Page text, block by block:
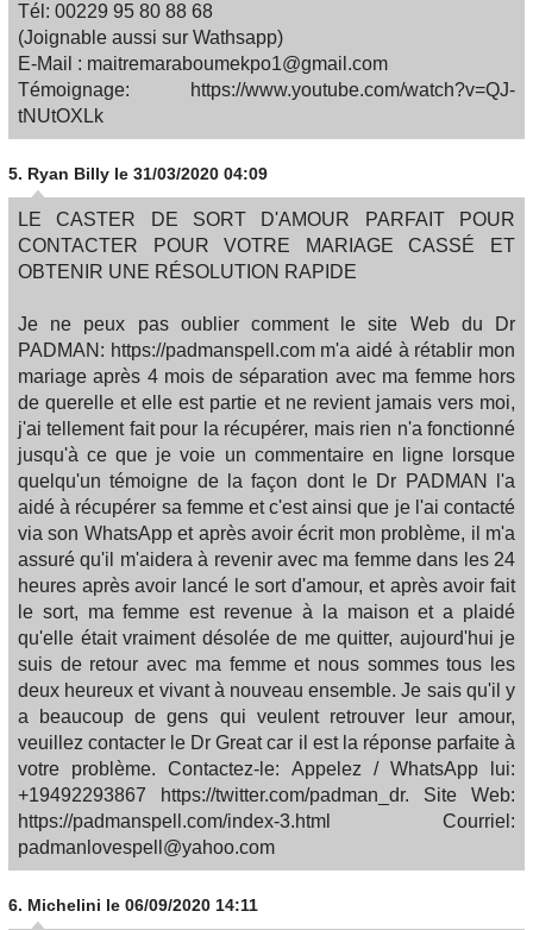
Tél: 00229 95 80 88 68
(Joignable aussi sur Wathsapp)
E-Mail : maitremaraboumekpo1@gmail.com
Témoignage: https://www.youtube.com/watch?v=QJ-
tNUtOXLk
5. Ryan Billy le 31/03/2020 04:09
LE CASTER DE SORT D'AMOUR PARFAIT POUR
CONTACTER POUR VOTRE MARIAGE CASSÉ ET
OBTENIR UNE RÉSOLUTION RAPIDE
Je ne peux pas oublier comment le site Web du Dr
PADMAN: https://padmanspell.com m'a aidé à rétablir mon
mariage après 4 mois de séparation avec ma femme hors
de querelle et elle est partie et ne revient jamais vers moi,
j'ai tellement fait pour la récupérer, mais rien n'a fonctionné
jusqu'à ce que je voie un commentaire en ligne lorsque
quelqu'un témoigne de la façon dont le Dr PADMAN l'a
aidé à récupérer sa femme et c'est ainsi que je l'ai contacté
via son WhatsApp et après avoir écrit mon problème, il m'a
assuré qu'il m'aidera à revenir avec ma femme dans les 24
heures après avoir lancé le sort d'amour, et après avoir fait
le sort, ma femme est revenue à la maison et a plaidé
qu'elle était vraiment désolée de me quitter, aujourd'hui je
suis de retour avec ma femme et nous sommes tous les
deux heureux et vivant à nouveau ensemble. Je sais qu'il y
a beaucoup de gens qui veulent retrouver leur amour,
veuillez contacter le Dr Great car il est la réponse parfaite à
votre problème. Contactez-le: Appelez / WhatsApp lui:
+19492293867 https://twitter.com/padman_dr. Site Web:
https://padmanspell.com/index-3.html Courriel:
padmanlovespell@yahoo.com
6. Michelini le 06/09/2020 14:11